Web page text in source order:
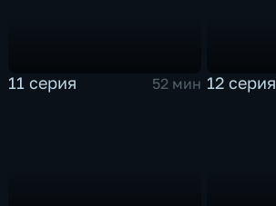
11 серия 52 мин 12 серия